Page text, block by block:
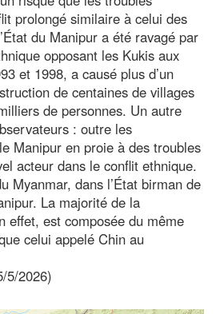
prolongé similaire à celui des
du Manipur a été ravagé par
opposant les Kukis aux
et 1998, a causé plus d’un
de centaines de villages
de personnes. Un autre
: outre les
Manipur en proie à des troubles
acteur dans le conflit ethnique.
Myanmar, dans l’État birman de
La majorité de la
effet, est composée du même
celui appelé Chin au
5/2026)